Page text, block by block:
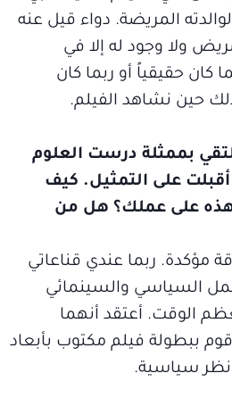
المريضة. دواء قيل عنه
ولا وجود له إلا في
حقيقياً أو ربما كان
حين نشاهد الفيلم.
بممثلة درست العلوم
على التمثيل. كيف
هذه على عملك؟ هل من
مؤكدة. ربما عندي قناعاتي
السياسي والسينمائي
الوقت. أعتقد أنهما
ببطولة فيلم مكتوب بأبعاد
سياسية.